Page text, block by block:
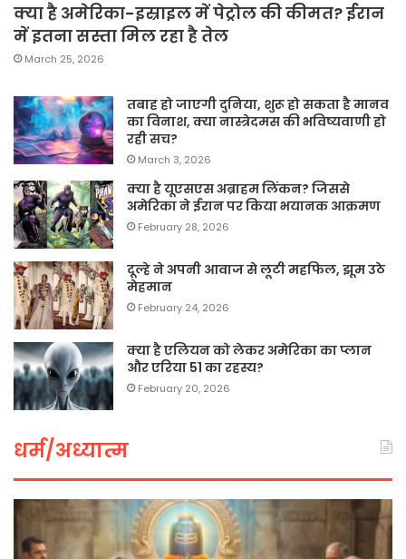
क्या है अमेरिका-इस्राइल में पेट्रोल की कीमत? ईरान
में इतना सस्ता मिल रहा है तेल
March 25, 2026
तबाह हो जाएगी दुनिया, शुरू हो सकता है मानव
का विनाश, क्या नास्त्रेदमस की भविष्यवाणी हो
रही सच?
March 3, 2026
क्या है यूएसएस अब्राहम लिंकन? जिससे
अमेरिका ने ईरान पर किया भयानक आक्रमण
February 28, 2026
दूल्हे ने अपनी आवाज से लूटी महफिल, झूम उठे
मेहमान
February 24, 2026
क्या है एलियन को लेकर अमेरिका का प्लान
और एरिया 51 का रहस्य?
February 20, 2026
धर्म/अध्यात्म